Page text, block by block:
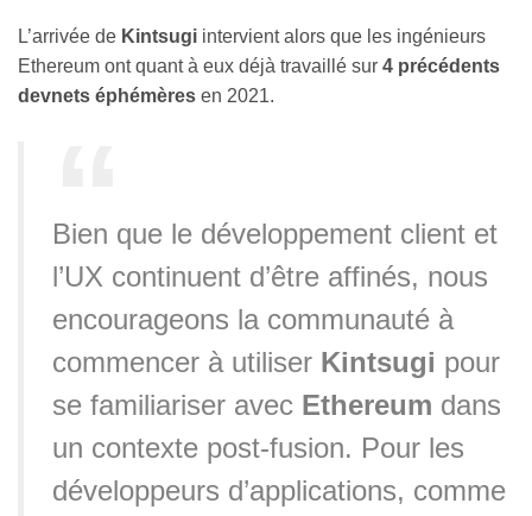
L’arrivée de Kintsugi intervient alors que les ingénieurs
Ethereum ont quant à eux déjà travaillé sur 4 précédents
devnets éphémères en 2021.
Bien que le développement client et
l’UX continuent d’être affinés, nous
encourageons la communauté à
commencer à utiliser Kintsugi pour
se familiariser avec Ethereum dans
un contexte post-fusion. Pour les
développeurs d’applications, comme